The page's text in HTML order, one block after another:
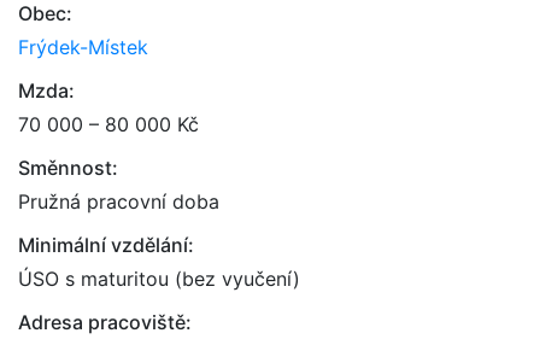
Obec:
Frýdek-Místek
Mzda:
70 000 – 80 000 Kč
Směnnost:
Pružná pracovní doba
Minimální vzdělání:
ÚSO s maturitou (bez vyučení)
Adresa pracoviště: